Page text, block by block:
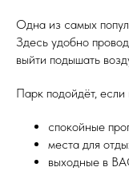
Одна из самых
Здесь удобно
выйти подышать
Парк подойдёт,
спокойные
места для
выходные в